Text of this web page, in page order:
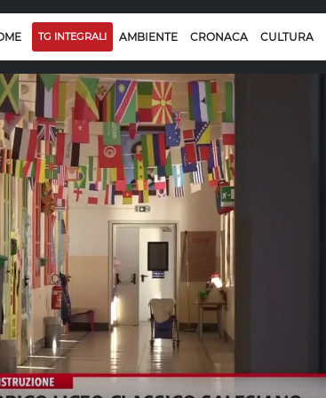
TG INTEGRALI AMBIENTE CRONACA CULTURA